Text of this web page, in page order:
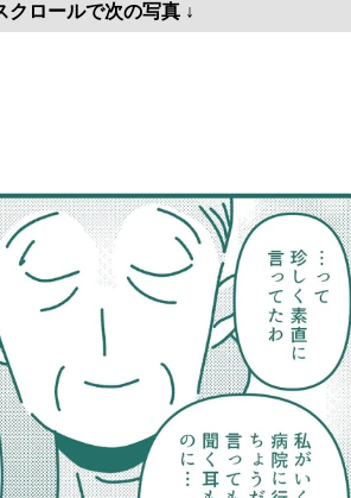
クロールで次の写真 ↓